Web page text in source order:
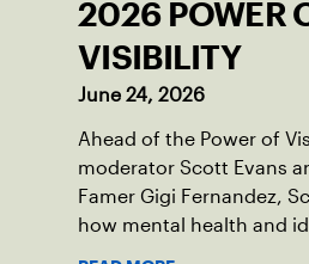
2026 POWER
VISIBILITY
June 24, 2026
Ahead of the Power of
moderator Scott Evans
Famer Gigi Fernandez,
how mental health and